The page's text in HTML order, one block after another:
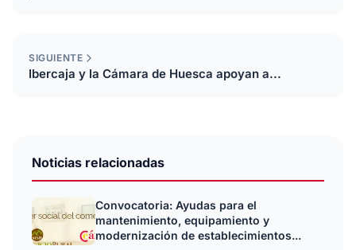
SIGUIENTE
Ibercaja y la Cámara de Huesca apoyan a...
Noticias relacionadas
Convocatoria: Ayudas para el
mantenimiento, equipamiento y
modernización de establecimientos...